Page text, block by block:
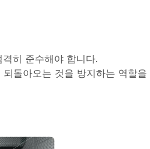
히 준수해야 합니다.
돌아오는 것을 방지하는 역할을